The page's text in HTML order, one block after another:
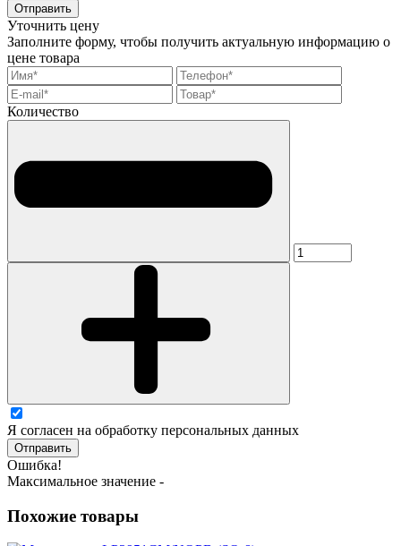
Отправить
Уточнить цену
Заполните форму, чтобы получить актуальную информацию о
цене товара
Количество
Я согласен на обработку персональных данных
Отправить
Ошибка!
Максимальное значение -
Похожие товары